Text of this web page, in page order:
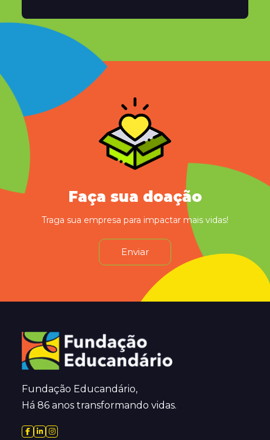
Faça sua doação
Traga sua empresa para impactar mais vidas!
Enviar
Fundação Educandário,
Há 86 anos transformando vidas.